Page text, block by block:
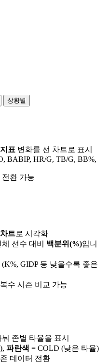
상황별
표 변화를 선 차트로 표시
BABIP, HR/G, TB/G, BB%,
환 가능
트로 시각화
선수 대비 백분위(%)입니
GIDP 등 낮을수록 좋은
수 시즌 비교 가능
눠 존별 타율을 표시
파란색 = COLD (낮은 타율)
데이터 전환